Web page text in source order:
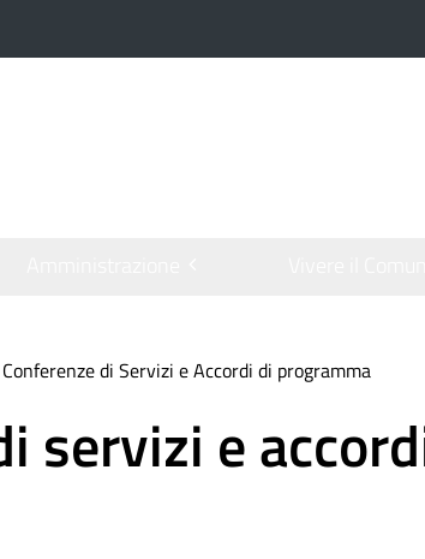
Conferenze di Servizi e Accordi di programma
servizi e